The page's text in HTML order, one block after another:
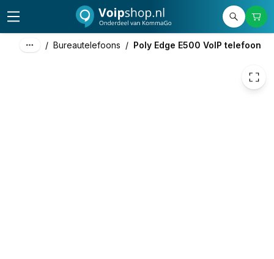
/ Bureautelefoons / Poly Edge E500 VoIP telefoon